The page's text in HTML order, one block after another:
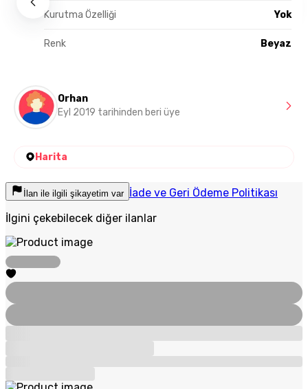
Kurutma Özelliği Yok
Renk Beyaz
Orhan
Eyl 2019 tarihinden beri üye
Harita
İlan ile ilgili şikayetim var İade ve Geri Ödeme Politikası
İlgini çekebilecek diğer ilanlar